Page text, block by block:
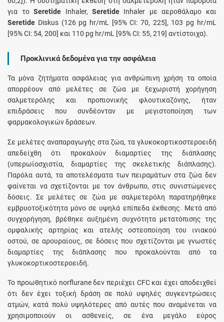
για τοSeretide Inhaler, Seretide Inhaler με αεροθάλαμο και
Seretide Diskus (126 pg hr/mL [95% CI: 70, 225], 103 pg hr/mL
[95% CI: 54, 200] και 110 pg hr/mL [95% CI: 55, 219] αντίστοιχα).
Προκλινικά δεδομένα για την ασφάλεια
Τα μόνα ζητήματα ασφάλειας για ανθρώπινη χρήση τα οποία
απορρέουν από μελέτες σε ζώα με ξεχωριστή χορήγηση
σαλμετερόλης και προπιονικής φλουτικαζόνης, ήταν
επιδράσεις που συνδέονταν με μεγιστοποίηση των
φαρμακολογικών δράσεων.
Σε μελέτες αναπαραγωγής στα ζώα, τα γλυκοκορτικοστεροειδή
απεδείχθη ότι προκαλούν διαμαρτίες της διάπλασης
(υπερωϊοσχιστία, διαμαρτίες της σκελετικής διάπλασης).
Παρόλα αυτά, τα αποτελέσματα των πειραμάτων στα ζώα δεν
φαίνεται να σχετίζονται με τον άνθρωπο, στις συνιστώμενες
δόσεις. Σε μελέτες σε ζώα με σαλμετερόλη παρατηρήθηκε
εμβρυοτοξικότητα μόνο σε υψηλά επίπεδα έκθεσης. Μετά από
συγχορήγηση, βρέθηκε αυξημένη συχνότητα μετατόπισης της
ομφαλικής αρτηρίας και ατελής οστεοποίηση του ινιακού
οστού, σε αρουραίους, σε δόσεις που σχετίζονται με γνωστές
διαμαρτίες της διάπλασης που προκαλούνται από τα
γλυκοκορτικοστεροειδή.
Το προωθητικό norflurane δεν περιέχει CFC και έχει αποδειχθεί
ότι δεν έχει τοξική δράση σε πολύ υψηλές συγκεντρώσεις
ατμών, κατά πολύ υψηλότερες από αυτές που αναμένεται να
χρησιμοποιούν οι ασθενείς, σε ένα μεγάλο εύρος